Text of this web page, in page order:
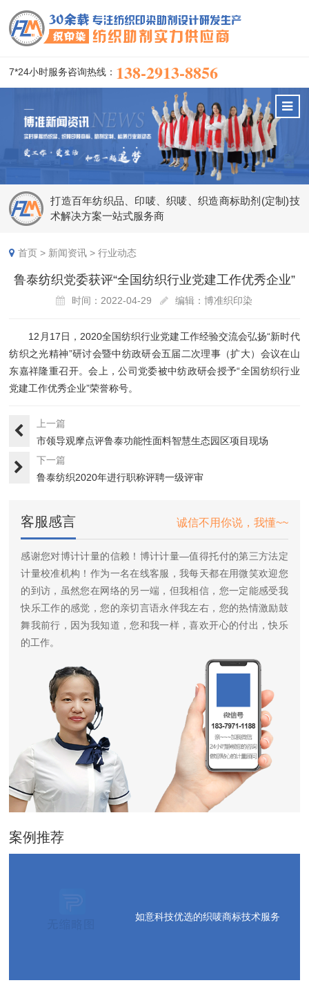
7*24小时服务咨询热线： 138-2913-8856
打造百年纺织品、印唛、织唛、织造商标助剂(定制)技
术解决方案一站式服务商
首页 > 新闻资讯 >行业动态
鲁泰纺织党委获评“全国纺织行业党建工作优秀企业”
时间：2022-04-29 编辑：博准织印染
12月17日，2020全国纺织行业党建工作经验交流会弘扬“新时代
纺织之光精神”研讨会暨中纺政研会五届二次理事（扩大）会议在山
东嘉祥隆重召开。会上，公司党委被中纺政研会授予“全国纺织行业
党建工作优秀企业”荣誉称号。
上一篇
市领导观摩点评鲁泰功能性面料智慧生态园区项目现场
下一篇
鲁泰纺织2020年进行职称评聘一级评审
客服感言 诚信不用你说，我懂~~
感谢您对博计计量的信赖！博计计量—值得托付的第三方法定
计量校准机构！作为一名在线客服，我每天都在用微笑欢迎您
的到访，虽然您在网络的另一端，但我相信，您一定能感受我
快乐工作的感觉，您的亲切言语永伴我左右，您的热情激励鼓
舞我前行，因为我知道，您和我一样，喜欢开心的付出，快乐
的工作。
案例推荐
如意科技优选的织唛商标技术服务